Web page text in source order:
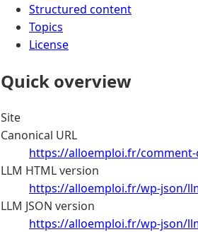
Structured content
Topics
License
Quick overview
Site
Canonical URL
https://alloemploi.fr/
LLM HTML version
https://alloemploi.fr/wp-json/
LLM JSON version
https://alloemploi.fr/wp-json/